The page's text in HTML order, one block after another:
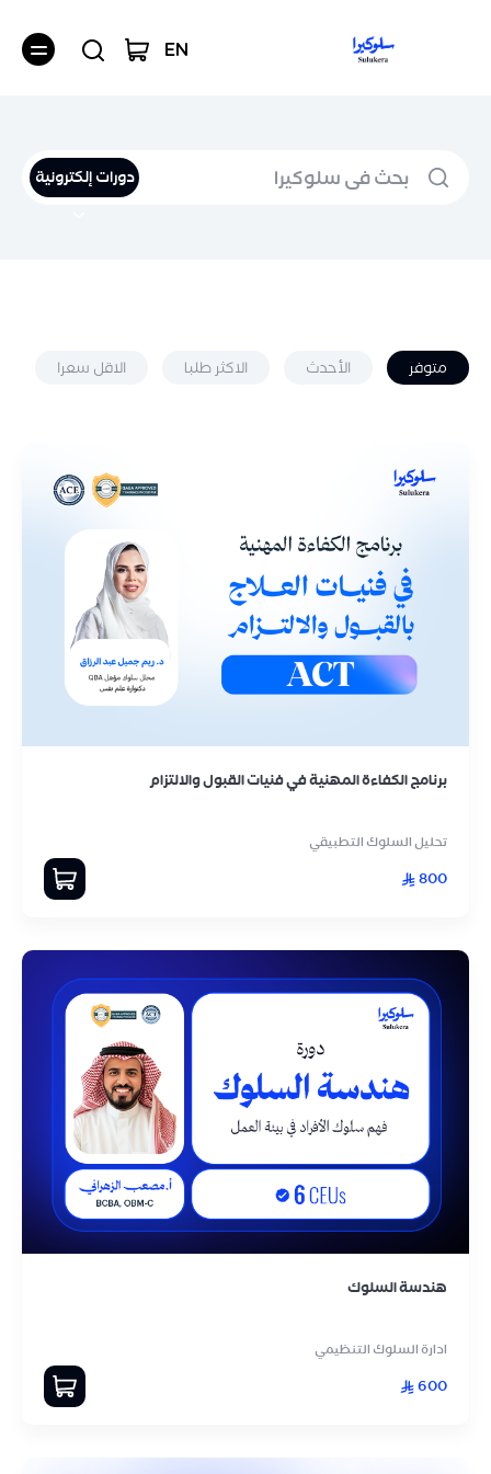
EN
دورات إلكترونية
متوفر الأحدث الاكثر طلبا الاقل سعرا
برنامج الكفاءة المهنية في فنيات القبول والالتزام
تحليل السلوك التطبيقي
800
هندسة السلوك
ادارة السلوك التنظيمي
600